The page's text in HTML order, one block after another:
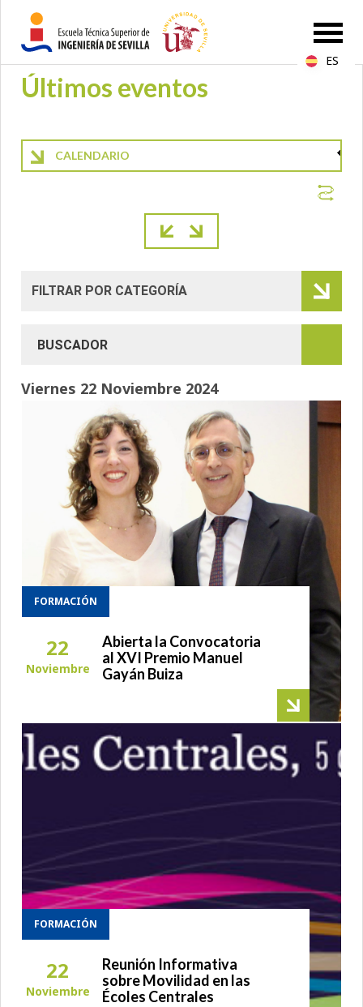
Últimos eventos
Viernes 22 Noviembre 2024
FORMACIÓN
22
Noviembre
Abierta la Convocatoria
al XVI Premio Manuel
Gayán Buiza
FORMACIÓN
22
Noviembre
Reunión Informativa
sobre Movilidad en las
Écoles Centrales
Paginación
CALENDARIO
ES